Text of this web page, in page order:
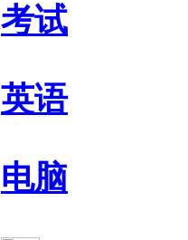
考试
英语
电脑